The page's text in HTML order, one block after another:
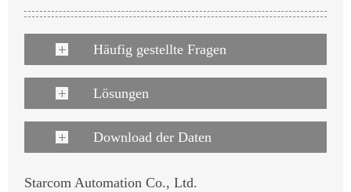
Häufig gestellte Fragen
Lösungen
Download der Daten
Starcom Automation Co., Ltd.